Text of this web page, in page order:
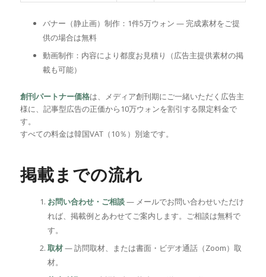
バナー（静止画）制作：1件5万ウォン — 完成素材をご提
供の場合は無料
動画制作：内容により都度お見積り（広告主提供素材の掲
載も可能）
創刊パートナー価格は、メディア創刊期にご一緒いただく広告主
様に、記事型広告の正価から10万ウォンを割引する限定料金で
す。
すべての料金は韓国VAT（10％）別途です。
掲載までの流れ
お問い合わせ・ご相談— メールでお問い合わせいただけ
れば、掲載例とあわせてご案内します。ご相談は無料で
す。
取材— 訪問取材、または書面・ビデオ通話（Zoom）取
材。